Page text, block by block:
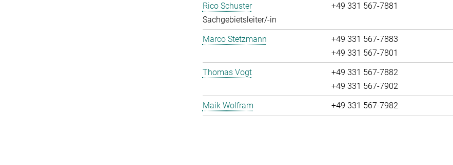
Rico Schuster
Sachgebietsleiter/-in
+49 331 567-7881
Marco Stetzmann
+49 331 567-7883
+49 331 567-7801
Thomas Vogt
+49 331 567-7882
+49 331 567-7902
Maik Wolfram +49 331 567-7982